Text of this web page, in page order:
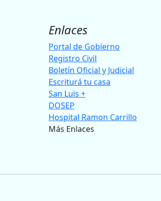
Enlaces
Portal de Gobierno
Registro Civil
Boletín Oficial y Judicial
Escriturá tu casa
San Luis +
DOSEP
Hospital Ramon Carrillo
Más Enlaces